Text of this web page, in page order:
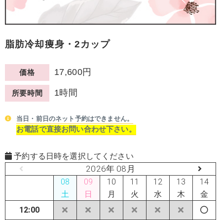
脂肪冷却痩身・2カップ
価格 17,600円
所要時間 1時間
当日・前日のネット予約はできません。
お電話で直接お問い合わせ下さい。
予約する日時を選択してください
2026年 08月
08
土
09
日
10
月
11
火
12
水
13
木
14
金
12:00